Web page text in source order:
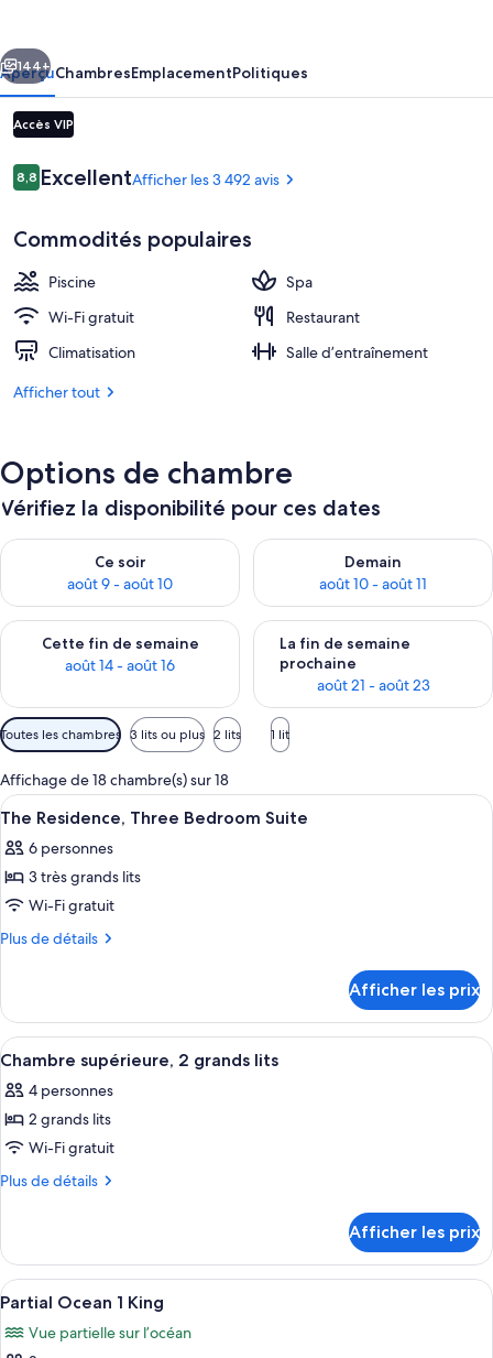
and
Guesthouses
Salle de soins pour les couples, soins
Suivant
144+
AperçuChambresEmplacementPolitiques
Accès VIP
Avis
8,88,8 sur 10 –
ExcellentAfficher les 3 492 avis
Commodités populaires
Piscine
Spa
Wi-Fi gratuit
Restaurant
Climatisation
Salle d’entraînement
Afficher tout
Options de chambre
Vérifiez la disponibilité pour ces dates
Ce soir
août 9 - août 10
Vérifier la disponibilité pour ce soir août 9 - août 10
Demain
août 10 - août 11
Vérifier la disponibilité pour
Cette fin de semaine
août 14 - août 16
Vérifier la disponibilité pour cette fin de semaine août 14 -
La fin de semaine
prochaine
août 21 - août 23
Vérifier la disponibilité pour
Filtres
disponibles
pour
les
chambres
Toutes les chambres 3 lits ou plus 2 lits 1 lit
Affichage de 18 chambre(s) sur 18
Afficher
toutes
les
photos
pour
ce
chambre :
The
Residence,
Three
Bedroom
Suite
Un salon moderne avec un canapé
5
The Residence, Three Bedroom Suite
6 personnes
3 très grands lits
Wi-Fi gratuit
Plus de détails
Plus
The
Residence,
Three
Suite
Afficher les prix
Afficher
toutes
les
photos
pour
ce
chambre :
Chambre
supérieure,
2
grands
Une chambre d’hôtel avec deux lits,
4
Chambre supérieure, 2 grands lits
4 personnes
2 grands lits
Wi-Fi gratuit
Plus de détails
Plus
Chambre
supérieure,
2
lits
Afficher les prix
Afficher
toutes
les
Une chambre d’hôtel avec un grand
7
Partial Ocean 1 King
Vue partielle sur l’océan